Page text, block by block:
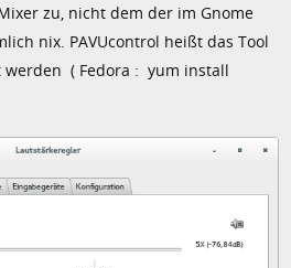
zu, nicht dem der im Gnome
nix. PAVUcontrol heißt das Tool
( Fedora : yum install